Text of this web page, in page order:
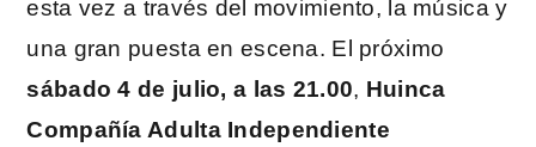
esta vez a través del movimiento, la música y
una gran puesta en escena. El próximo
sábado 4 de julio, a las 21.00, Huinca
Compañía Adulta Independiente